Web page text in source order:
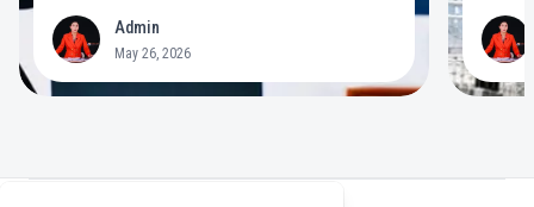
A Admin
May 26, 2026
A